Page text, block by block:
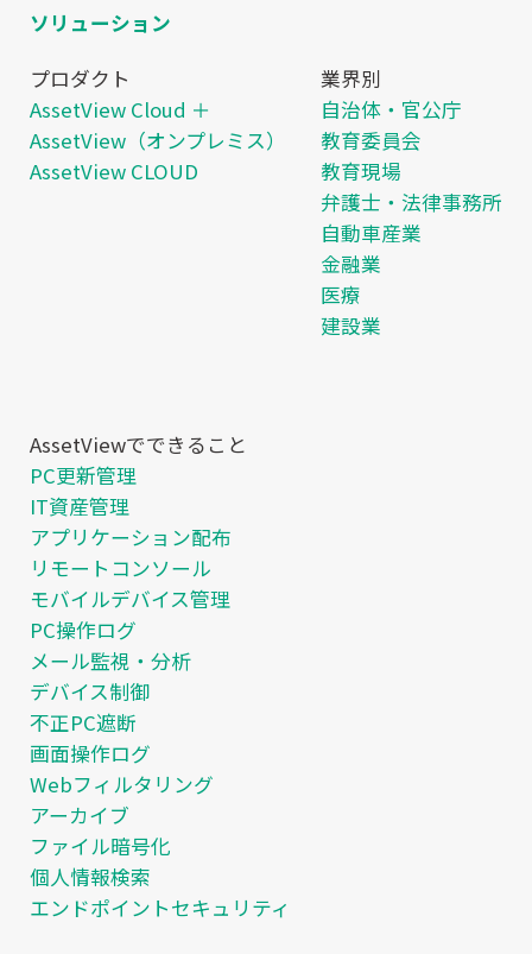
ソリューション
プロダクト
AssetView Cloud ＋
AssetView（オンプレミス）
AssetView CLOUD
業界別
自治体・官公庁
教育委員会
教育現場
弁護士・法律事務所
自動車産業
金融業
医療
建設業
AssetViewでできること
PC更新管理
IT資産管理
アプリケーション配布
リモートコンソール
モバイルデバイス管理
PC操作ログ
メール監視・分析
デバイス制御
不正PC遮断
画面操作ログ
Webフィルタリング
アーカイブ
ファイル暗号化
個人情報検索
エンドポイントセキュリティ